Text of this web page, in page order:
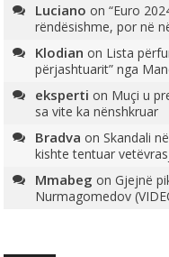
Luciano on“Euro
rëndësishme, por në
Klodian on Lista
përjashtuarit” nga
eksperti on Muçi u
sa vite ka nënshkruar
Bradva onSkandali
kishte tentuar
Mmabeg onGjejnë
Nurmagomedov